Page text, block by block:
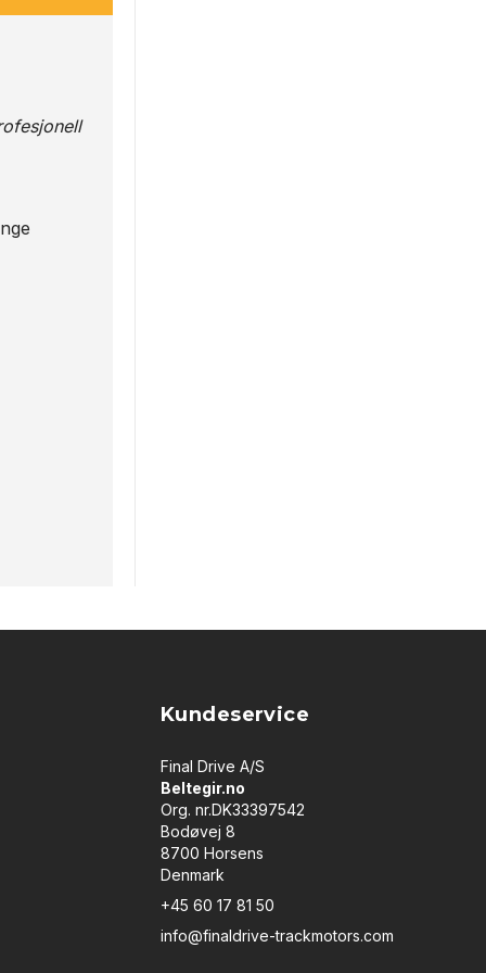
Kundeservice
Final Drive A/S
Beltegir.no
Org. nr.DK33397542
Bodøvej 8
8700 Horsens
Denmark
+45 60 17 81 50
info@finaldrive-trackmotors.com